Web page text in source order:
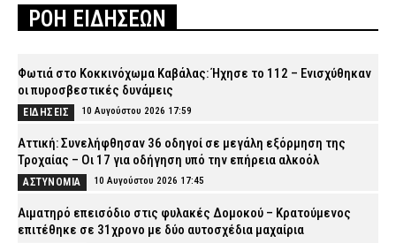
ΡΟΗ ΕΙΔΗΣΕΩΝ
Φωτιά στο Κοκκινόχωμα Καβάλας: Ήχησε το 112 – Ενισχύθηκαν
οι πυροσβεστικές δυνάμεις
ΕΙΔΗΣΕΙΣ 10 Αυγούστου 2026 17:59
Αττική: Συνελήφθησαν 36 οδηγοί σε μεγάλη εξόρμηση της
Τροχαίας – Οι 17 για οδήγηση υπό την επήρεια αλκοόλ
ΑΣΤΥΝΟΜΙΑ 10 Αυγούστου 2026 17:45
Αιματηρό επεισόδιο στις φυλακές Δομοκού – Κρατούμενος
επιτέθηκε σε 31χρονο με δύο αυτοσχέδια μαχαίρια